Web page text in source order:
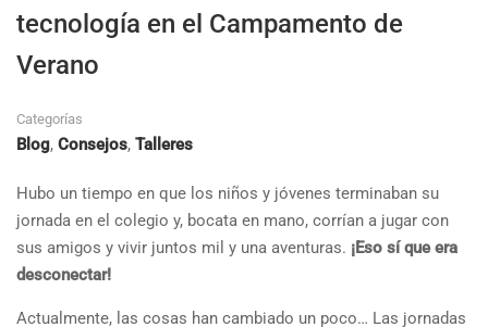
tecnología en el Campamento de
Verano
Categorías
Blog, Consejos, Talleres
Hubo un tiempo en que los niños y jóvenes terminaban su
jornada en el colegio y, bocata en mano, corrían a jugar con
sus amigos y vivir juntos mil y una aventuras. ¡Eso sí que era
desconectar!
Actualmente, las cosas han cambiado un poco… Las jornadas